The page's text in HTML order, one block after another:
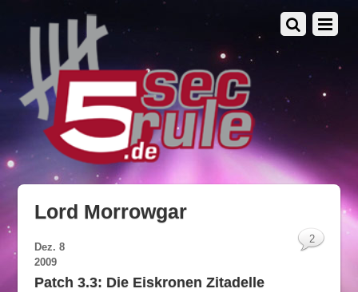
Lord Morrowgar
Dez. 8
2009
Patch 3.3: Die Eiskronen Zitadelle
2